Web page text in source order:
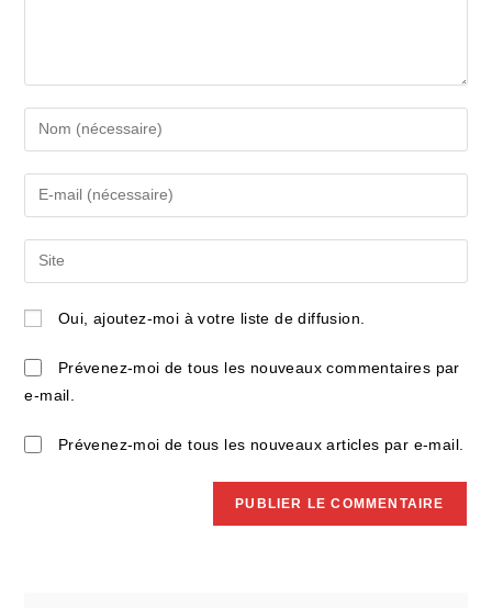
Enter
your
name
comment
Enter
your
email
address
comment
Saisir
l’URL
de
site
(facultatif)
Oui, ajoutez-moi à votre liste de diffusion.
Prévenez-moi de tous les nouveaux commentaires par
e-mail.
Prévenez-moi de tous les nouveaux articles par e-mail.